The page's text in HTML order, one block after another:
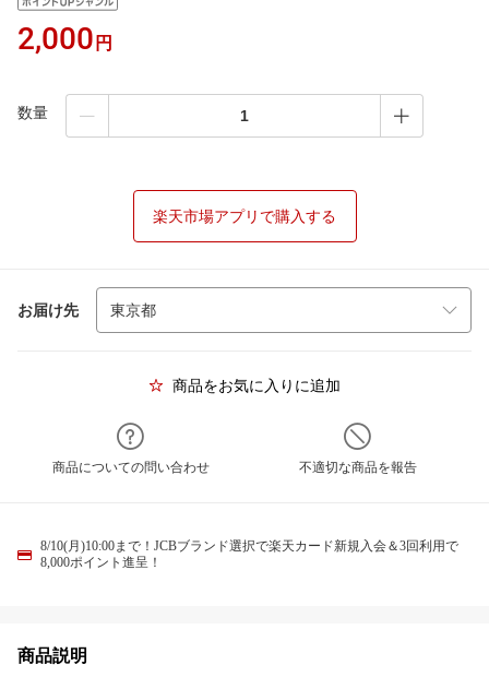
2,000 円
数量
楽天市場アプリで購入する
お届け先
商品をお気に入りに追加
商品についての問い合わせ 不適切な商品を報告
8/10(月)10:00まで！JCBブランド選択で楽天カード新規入会＆3回利用で
8,000ポイント進呈！
商品説明